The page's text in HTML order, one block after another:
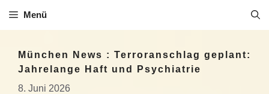
Inhalt
Menü
München News : Terroranschlag geplant:
Jahrelange Haft und Psychiatrie
8. Juni 2026